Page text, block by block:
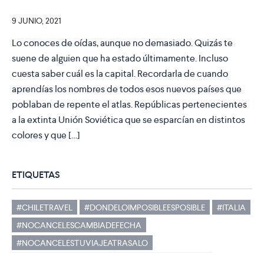
9 JUNIO, 2021
Lo conoces de oídas, aunque no demasiado. Quizás te
suene de alguien que ha estado últimamente. Incluso
cuesta saber cuál es la capital. Recordarla de cuando
aprendías los nombres de todos esos nuevos países que
poblaban de repente el atlas. Repúblicas pertenecientes
a la extinta Unión Soviética que se esparcían en distintos
colores y que […]
ETIQUETAS
#CHILETRAVEL #DONDELOIMPOSIBLEESPOSIBLE
#ITALIA
#NOCANCELESCAMBIADEFECHA
#NOCANCELESTUVIAJEATRASALO